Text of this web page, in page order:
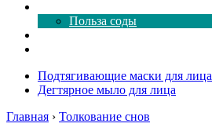
Польза соды
Подтягивающие маски для лица
Дегтярное мыло для лица
Главная › Толкование снов